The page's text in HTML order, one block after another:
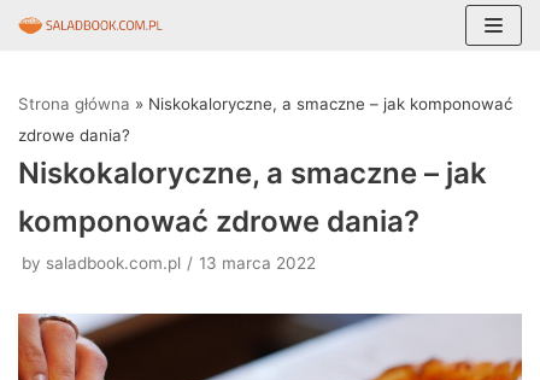
do
treści
Strona główna » Niskokaloryczne, a smaczne – jak komponować
zdrowe dania?
Niskokaloryczne, a smaczne – jak
komponować zdrowe dania?
by saladbook.com.pl 13 marca 2022